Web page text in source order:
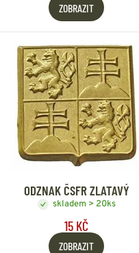
ZOBRAZIT
ODZNAK ČSFR ZLATAVÝ
skladem > 20ks
15 KČ
ZOBRAZIT